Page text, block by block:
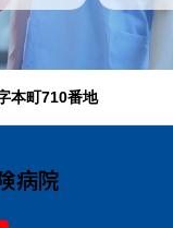
本町710番地
病院